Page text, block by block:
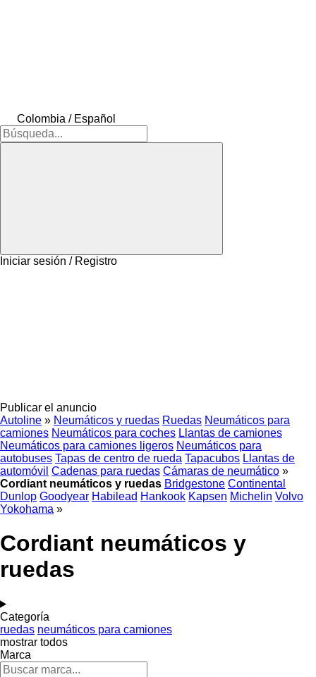
Colombia / Español
Iniciar sesión / Registro
Publicar el anuncio
Autoline » Neumáticos y ruedas Ruedas Neumáticos para
camiones Neumáticos para coches Llantas de camiones
Neumáticos para camiones ligeros Neumáticos para
autobuses Tapas de centro de rueda Tapacubos Llantas de
automóvil Cadenas para ruedas Cámaras de neumático »
Cordiant neumáticos y ruedas Bridgestone Continental
Dunlop Goodyear Habilead Hankook Kapsen Michelin Volvo
Yokohama »
Cordiant neumáticos y
ruedas
Categoría
ruedas neumáticos para camiones
mostrar todos
Marca